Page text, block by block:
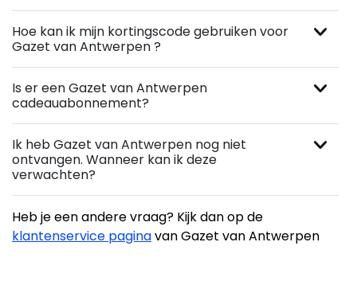
Hoe kan ik mijn kortingscode gebruiken voor
Gazet van Antwerpen ?
Is er een Gazet van Antwerpen
cadeauabonnement?
Ik heb Gazet van Antwerpen nog niet
ontvangen. Wanneer kan ik deze
verwachten?
Heb je een andere vraag? Kijk dan op de
klantenservice paginavan Gazet van Antwerpen